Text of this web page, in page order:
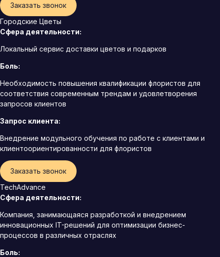
Заказать звонок
Городские Цветы
Сфера деятельности:
Локальный сервис доставки цветов и подарков
Боль:
Необходимость повышения квалификации флористов для
соответствия современным трендам и удовлетворения
запросов клиентов
Запрос клиента:
Внедрение модульного обучения по работе с клиентами и
клиентоориентированности для флористов
Заказать звонок
TechAdvance
Сфера деятельности:
Компания, занимающаяся разработкой и внедрением
инновационных IT-решений для оптимизации бизнес-
процессов в различных отраслях
Боль: